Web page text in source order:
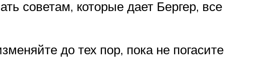
советам, которые дает Бергер, все
до тех пор, пока не погасите